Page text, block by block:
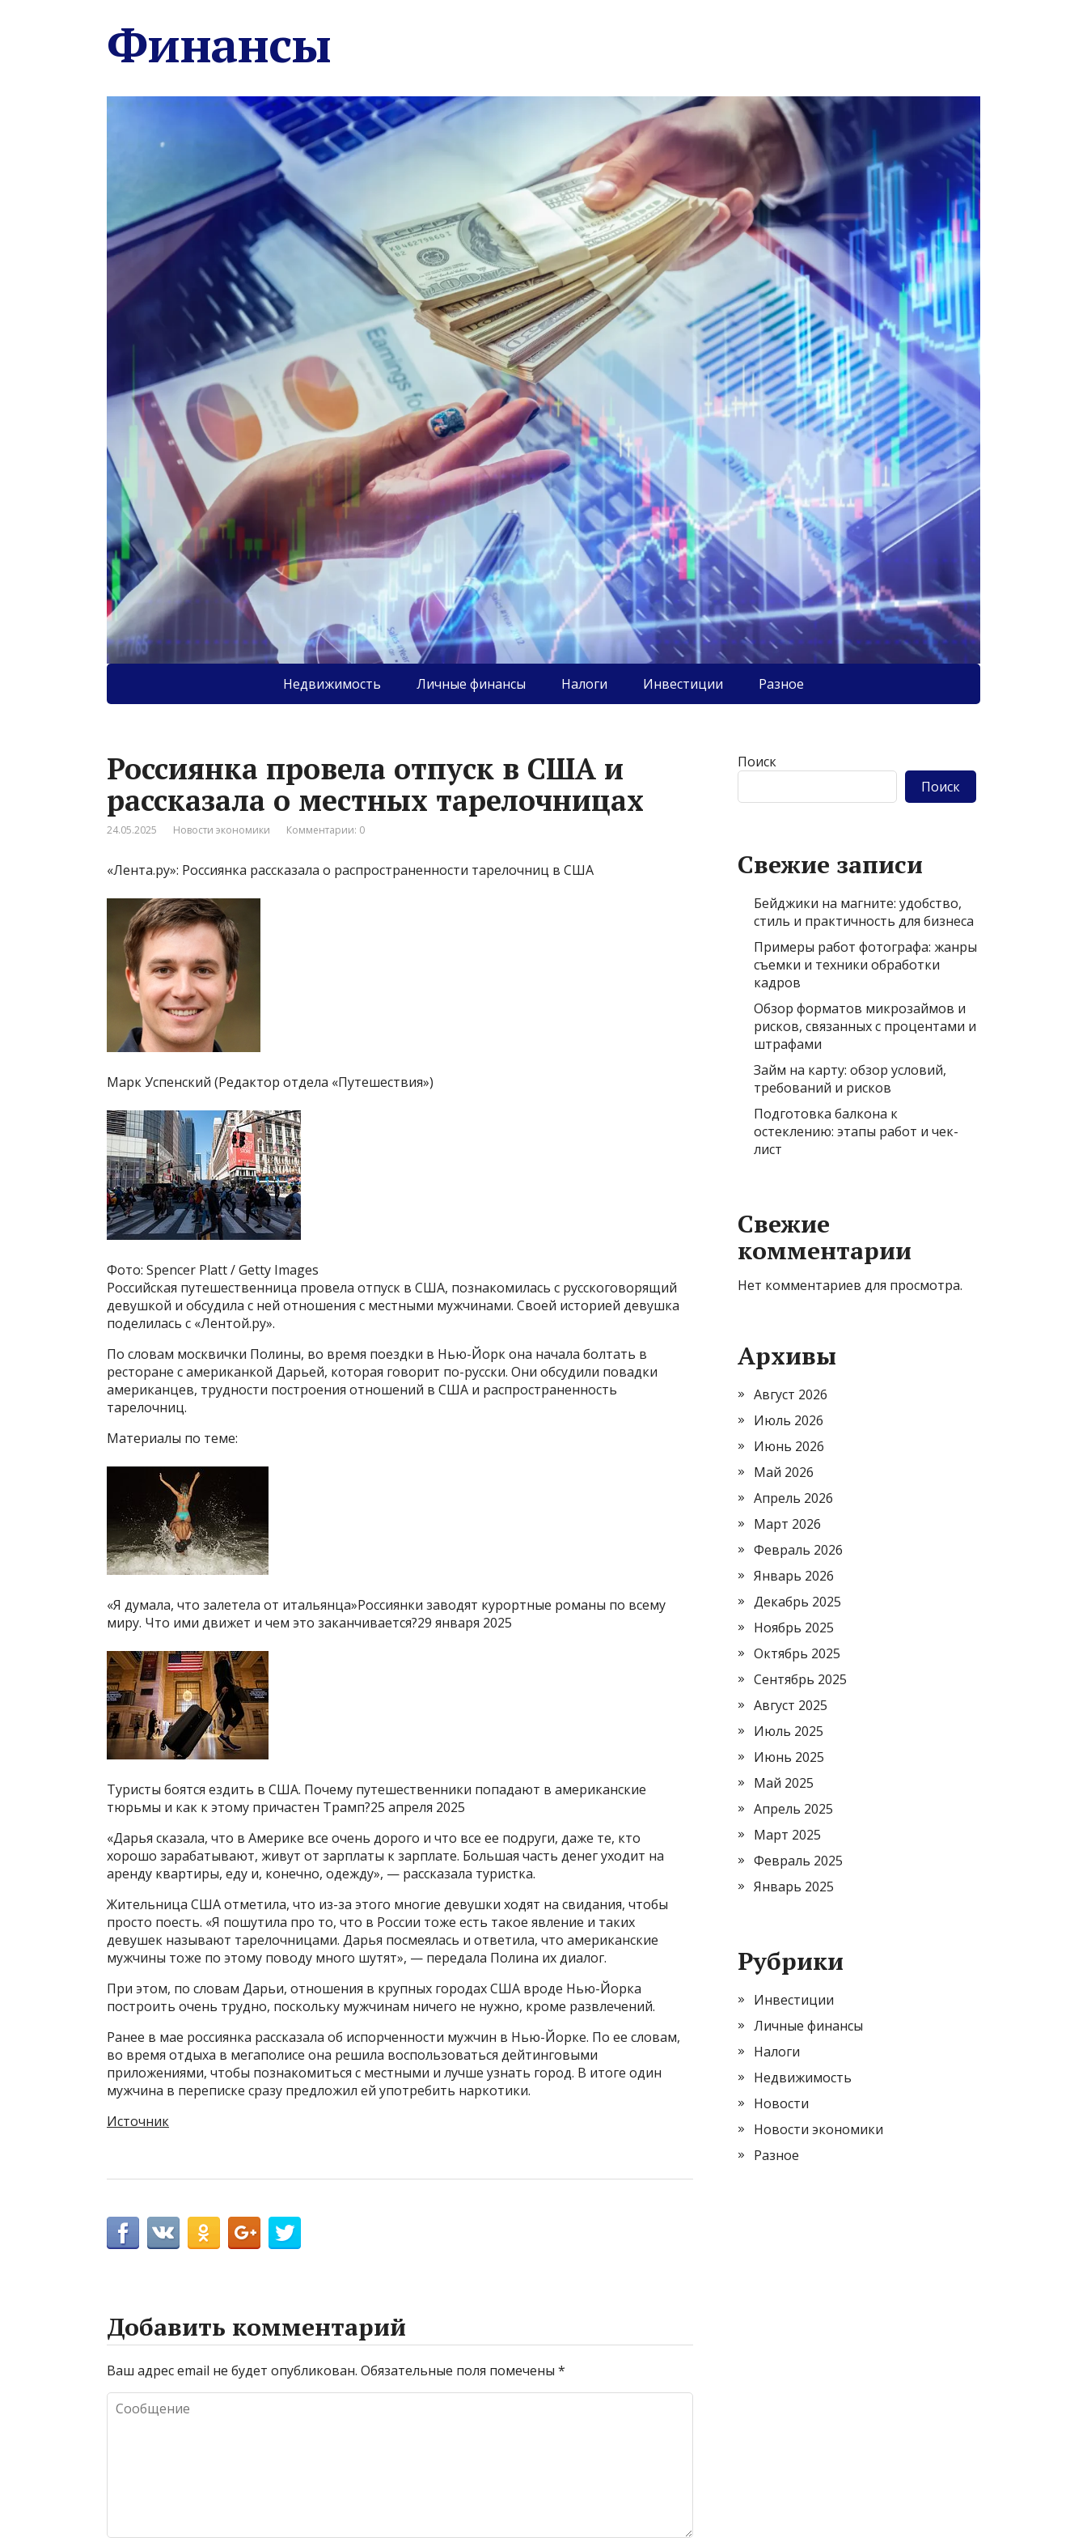
Финансы
Недвижимость Личные финансы Налоги Инвестиции Разное
Россиянка провела отпуск в США и
рассказала о местных тарелочницах
24.05.2025 Новости экономики Комментарии: 0
«Лента.ру»: Россиянка рассказала о распространенности тарелочниц в США
Марк Успенский (Редактор отдела «Путешествия»)
Фото: Spencer Platt / Getty Images
Российская путешественница провела отпуск в США, познакомилась с русскоговорящий
девушкой и обсудила с ней отношения с местными мужчинами. Своей историей девушка
поделилась с «Лентой.ру».
По словам москвички Полины, во время поездки в Нью-Йорк она начала болтать в
ресторане с американкой Дарьей, которая говорит по-русски. Они обсудили повадки
американцев, трудности построения отношений в США и распространенность
тарелочниц.
Материалы по теме:
«Я думала, что залетела от итальянца»Россиянки заводят курортные романы по всему
миру. Что ими движет и чем это заканчивается?29 января 2025
Туристы боятся ездить в США. Почему путешественники попадают в американские
тюрьмы и как к этому причастен Трамп?25 апреля 2025
«Дарья сказала, что в Америке все очень дорого и что все ее подруги, даже те, кто
хорошо зарабатывают, живут от зарплаты к зарплате. Большая часть денег уходит на
аренду квартиры, еду и, конечно, одежду», — рассказала туристка.
Жительница США отметила, что из-за этого многие девушки ходят на свидания, чтобы
просто поесть. «Я пошутила про то, что в России тоже есть такое явление и таких
девушек называют тарелочницами. Дарья посмеялась и ответила, что американские
мужчины тоже по этому поводу много шутят», — передала Полина их диалог.
При этом, по словам Дарьи, отношения в крупных городах США вроде Нью-Йорка
построить очень трудно, поскольку мужчинам ничего не нужно, кроме развлечений.
Ранее в мае россиянка рассказала об испорченности мужчин в Нью-Йорке. По ее словам,
во время отдыха в мегаполисе она решила воспользоваться дейтинговыми
приложениями, чтобы познакомиться с местными и лучше узнать город. В итоге один
мужчина в переписке сразу предложил ей употребить наркотики.
Источник
Добавить комментарий
Ваш адрес email не будет опубликован. Обязательные поля помечены *
Поиск
Поиск
Свежие записи
Бейджики на магните: удобство,
стиль и практичность для бизнеса
Примеры работ фотографа: жанры
съемки и техники обработки
кадров
Обзор форматов микрозаймов и
рисков, связанных с процентами и
штрафами
Займ на карту: обзор условий,
требований и рисков
Подготовка балкона к
остеклению: этапы работ и чек-
лист
Свежие
комментарии
Нет комментариев для просмотра.
Архивы
Август 2026
Июль 2026
Июнь 2026
Май 2026
Апрель 2026
Март 2026
Февраль 2026
Январь 2026
Декабрь 2025
Ноябрь 2025
Октябрь 2025
Сентябрь 2025
Август 2025
Июль 2025
Июнь 2025
Май 2025
Апрель 2025
Март 2025
Февраль 2025
Январь 2025
Рубрики
Инвестиции
Личные финансы
Налоги
Недвижимость
Новости
Новости экономики
Разное